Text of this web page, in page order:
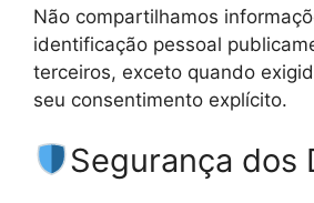
Não compartilhamos
identificação pessoal
terceiros, exceto quando
seu consentimento explícito.
Segurança dos